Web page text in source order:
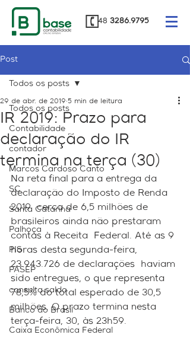
48 3286.9795
Post
Todos os posts
Contabilidade
contador
Marcos Cardoso Canto
SC
Santa Catarina
Palhoça
PIS
PASEP
consulta saldo
Banco do Brasil
Caixa Econômica Federal
Todos os posts
IR 2019: Prazo para
declaração do IR
termina na terça (30)
29 de abr. de 2019 5 min de leitura
Na reta final para a entrega da
declaração do Imposto de Renda
2019  cerca de 6,5 milhões de
brasileiros ainda não prestaram
contas à Receita  Federal. Até as 9
horas desta segunda-feira,
23.943.726 de declarações  haviam
sido entregues, o que representa
78,5% do total esperado de 30,5
milhões. O prazo termina nesta
terça-feira, 30, às 23h59.